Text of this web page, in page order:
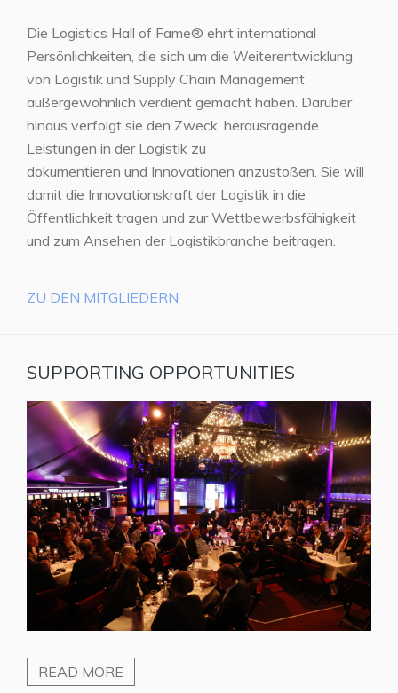
Die Logistics Hall of Fame® ehrt international
Persönlichkeiten, die sich um die Weiterentwicklung
von Logistik und Supply Chain Management
außergewöhnlich verdient gemacht haben. Darüber
hinaus verfolgt sie den Zweck, herausragende
Leistungen in der Logistik zu
dokumentieren und Innovationen anzustoßen. Sie will
damit die Innovationskraft der Logistik in die
Öffentlichkeit tragen und zur Wettbewerbsfähigkeit
und zum Ansehen der Logistikbranche beitragen.
ZU DEN MITGLIEDERN
SUPPORTING OPPORTUNITIES
READ MORE